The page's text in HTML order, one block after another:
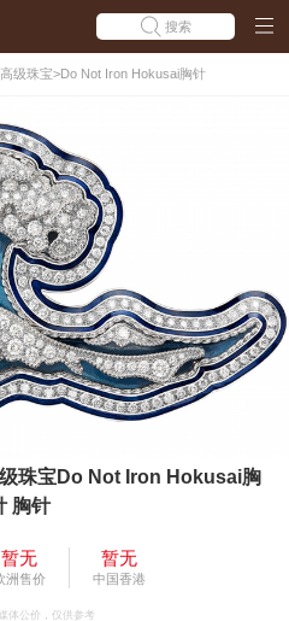
搜索
级珠宝>Do Not Iron Hokusai胸针
珠宝Do Not Iron Hokusai胸
胸针
暂无
洲售价
暂无
中国香港
体公价，仅供参考